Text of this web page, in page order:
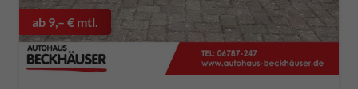
ab 9,– € mtl.